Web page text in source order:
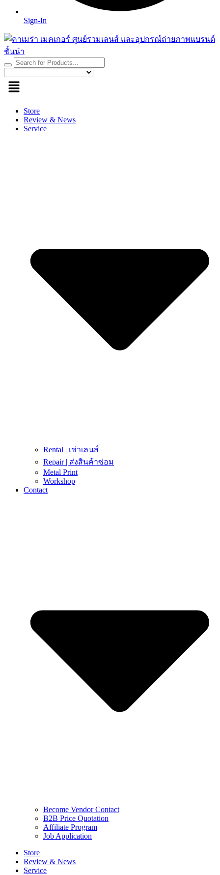
Sign-In
Store
Review & News
Service
Rental | เช่าเลนส์
Repair | ส่งสินค้าซ่อม
Metal Print
Workshop
Contact
Become Vendor Contact
B2B Price Quotation
Affiliate Program
Job Application
Store
Review & News
Service